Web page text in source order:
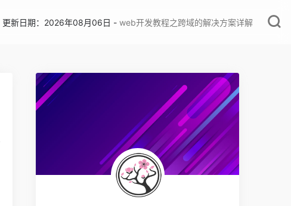
更新日期：2026年08月06日 - web开发教程之跨域的解决方案详解